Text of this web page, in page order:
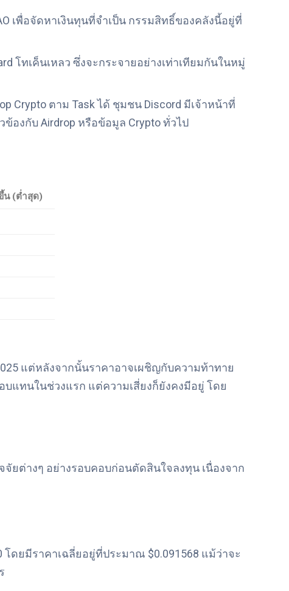
เพื่อจัดหาเงินทุนที่จำเป็น กรรมสิทธิ์ของคลังนี้อยู่ที่
โทเค็นเหลว ซึ่งจะกระจายอย่างเท่าเทียมกันในหมู่
Crypto ตาม Task ได้ ชุมชน Discord มีเจ้าหน้าที่
องกับ Airdrop หรือข้อมูล Crypto ทั่วไป
น (ต่ำสุด)
แต่หลังจากนั้นราคาอาจเผชิญกับความท้าทาย
แทนในช่วงแรก แต่ความเสี่ยงก็ยังคงมีอยู่ โดย
ยต่างๆ อย่างรอบคอบก่อนตัดสินใจลงทุน เนื่องจาก
โดยมีราคาเฉลี่ยอยู่ที่ประมาณ $0.091568 แม้ว่าจะ